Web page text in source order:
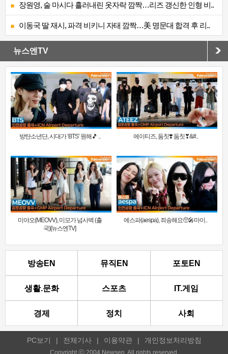
장원영, 술 마시다 흘러내린 옷자락 깜짝…리즈 갱신한 인형 비..
이동국 딸 재시, 파격 비키니 자태 깜짝…美 명문대 합격 후 리..
뉴스엔TV
방탄소년단, 시대가 ‘BTS’ 원해🎵 .. 에이티즈, 둠칫❣️ 둠칫❣&#..
미야오(MEOVV), 미모가 넘사벽 (출
국)[뉴스엔TV]
에스파(aespa), 죄송해요🥺🎤마이..
방송EN 뮤직EN 포토EN
생활.문화 스포츠 IT.게임
경제 정치 사회
PC보기 | 전체기사 | 이용약관 | 개인정보처리방침
Copyright ⓒ 2004 Newsen. All rights reserved.